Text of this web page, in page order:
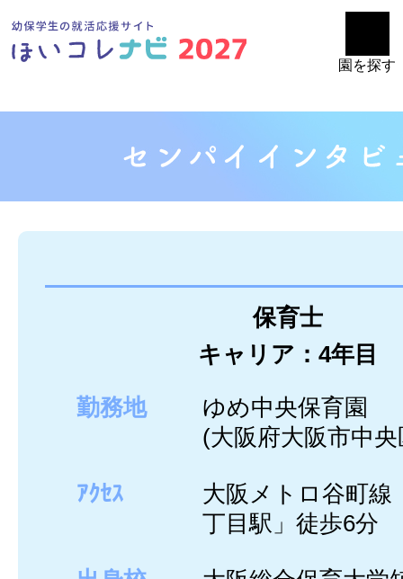
園を探す
保育士
キャリア：4年目
勤務地
ゆめ中央保育園
(大阪府大阪市中
ｱｸｾｽ
大阪メトロ谷町線
丁目駅」徒歩6分